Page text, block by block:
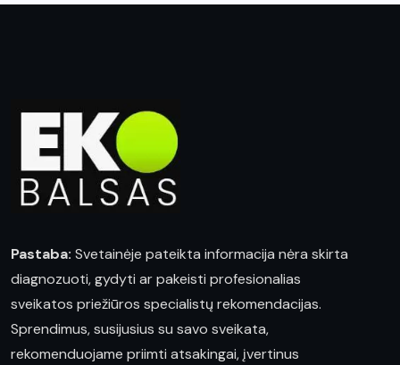
Pastaba: Svetainėje pateikta informacija nėra skirta
diagnozuoti, gydyti ar pakeisti profesionalias
sveikatos priežiūros specialistų rekomendacijas.
Sprendimus, susijusius su savo sveikata,
rekomenduojame priimti atsakingai, įvertinus